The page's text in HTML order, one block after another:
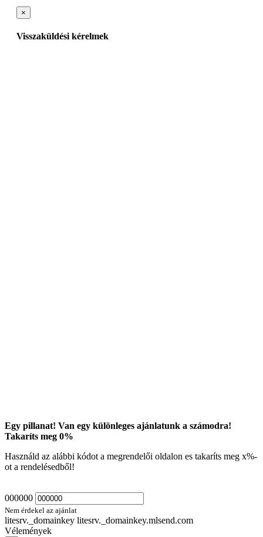
×
Visszaküldési kérelmek
Egy pillanat! Van egy különleges ajánlatunk a számodra!
Takaríts meg 0%
Használd az alábbi kódot a megrendelői oldalon es takaríts meg x%-
ot a rendelésedből!
000000
Nem érdekel az ajánlat
litesrv._domainkey litesrv._domainkey.mlsend.com
Vélemények